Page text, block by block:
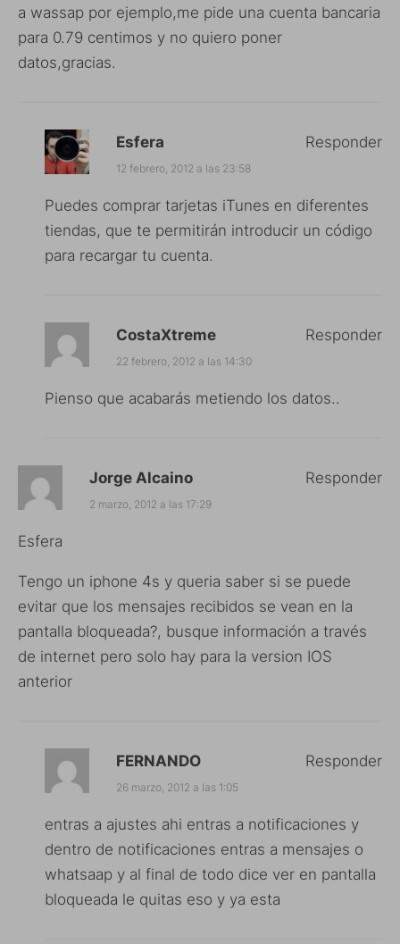
a wassap por ejemplo,me pide una cuenta bancaria
para 0.79 centimos y no quiero poner
datos,gracias.
Esfera
12 febrero, 2012 a las 23:58
Puedes comprar tarjetas iTunes en diferentes
tiendas, que te permitirán introducir un código
para recargar tu cuenta.
Responder
CostaXtreme
22 febrero, 2012 a las 14:30
Pienso que acabarás metiendo los datos..
Responder
Jorge Alcaino
2 marzo, 2012 a las 17:29
Esfera
Tengo un iphone 4s y queria saber si se puede
evitar que los mensajes recibidos se vean en la
pantalla bloqueada?, busque información a través
de internet pero solo hay para la version IOS
anterior
Responder
FERNANDO
26 marzo, 2012 a las 1:05
entras a ajustes ahi entras a notificaciones y
dentro de notificaciones entras a mensajes o
whatsaap y al final de todo dice ver en pantalla
bloqueada le quitas eso y ya esta
Responder